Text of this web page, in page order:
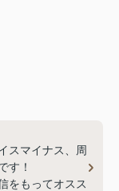
スマイナス、周
す！
をもってオスス